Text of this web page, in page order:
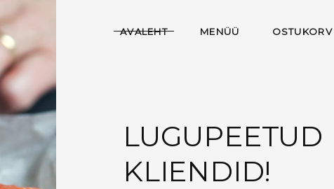
AVALEHT MENÜÜ OSTUKORV
LUGUPEETUD
KLIENDID!